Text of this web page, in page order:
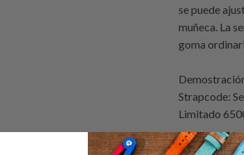
se puede
muñeca. La
goma
Strapcode:
Limitado